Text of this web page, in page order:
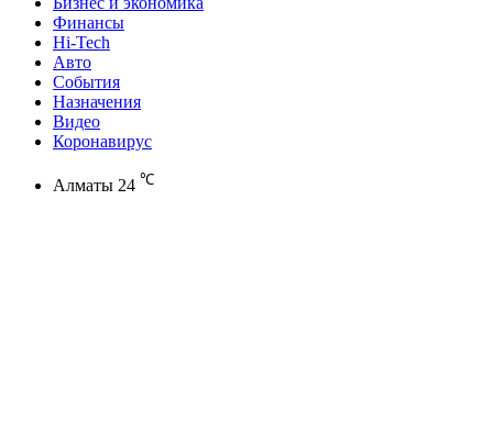
Финансы
Hi-Tech
Авто
События
Назначения
Видео
Коронавирус
Алматы 24 ℃